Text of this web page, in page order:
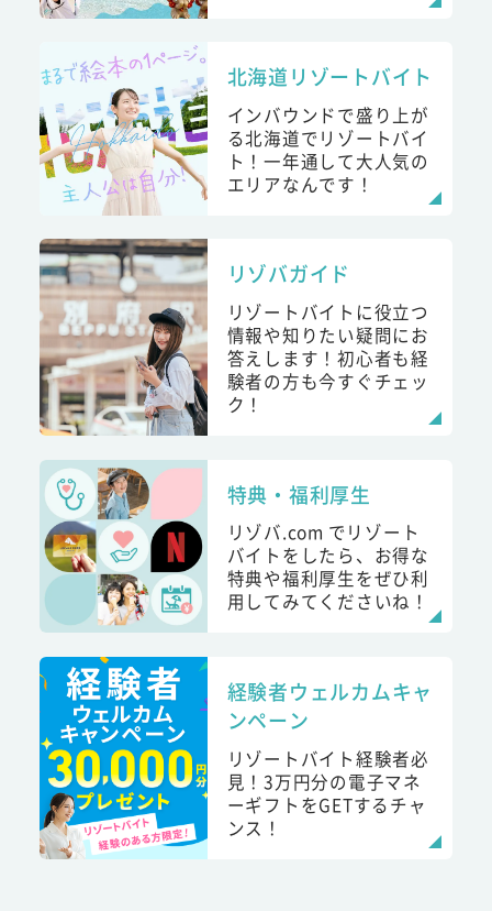
北海道リゾートバイト
インバウンドで盛り上が
る北海道でリゾートバイ
ト！一年通して大人気の
エリアなんです！
リゾバガイド
リゾートバイトに役立つ
情報や知りたい疑問にお
答えします！初心者も経
験者の方も今すぐチェッ
ク！
特典・福利厚生
リゾバ.com でリゾート
バイトをしたら、お得な
特典や福利厚生をぜひ利
用してみてくださいね！
経験者ウェルカムキャ
ンペーン
リゾートバイト経験者必
見！3万円分の電子マネ
ーギフトをGETするチャ
ンス！